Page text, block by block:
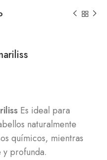
Es ideal para
naturalmente
químicos, mientras
profunda.